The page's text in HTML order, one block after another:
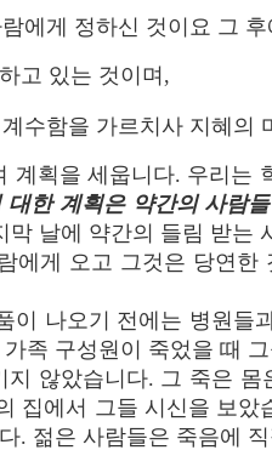
에게 정하신 것이요 그
고 있는 것이며,
수함을 가르치사 지혜의
계획을 세웁니다. 우리는
대한 계획은 약간의 사람
막 날에 약간의 들림 받는
에게 오고 그것은 당연
이 나오기 전에는 병원들
족 구성원이 죽었을 때
않았습니다. 그 죽은
집에서 그들 시신을 보았
. 젊은 사람들은 죽음에